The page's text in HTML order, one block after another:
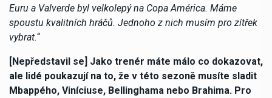
Euru a Valverde byl velkolepý na Copa América. Máme
spoustu kvalitních hráčů. Jednoho z nich musím pro zítřek
vybrat.“
[Nepředstavil se] Jako trenér máte málo co dokazovat,
ale lidé poukazují na to, že v této sezoně musíte sladit
Mbappého, Viníciuse, Bellinghama nebo Brahima. Pro